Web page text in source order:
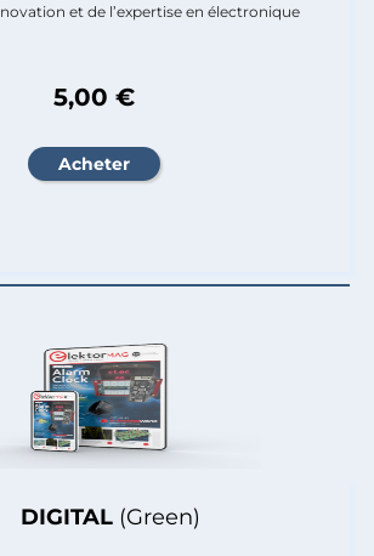
DIGITAL (Green)
et de l’expertise en électronique
5,00 €